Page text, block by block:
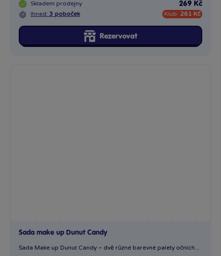
Skladem prodejny
Ihned: 3 poboček
269 Kč
Klub: 261 Kč
Rezervovat
Sada make up Dunut Candy
Sada Make up Dunut Candy – dvě různé barevné palety očních...